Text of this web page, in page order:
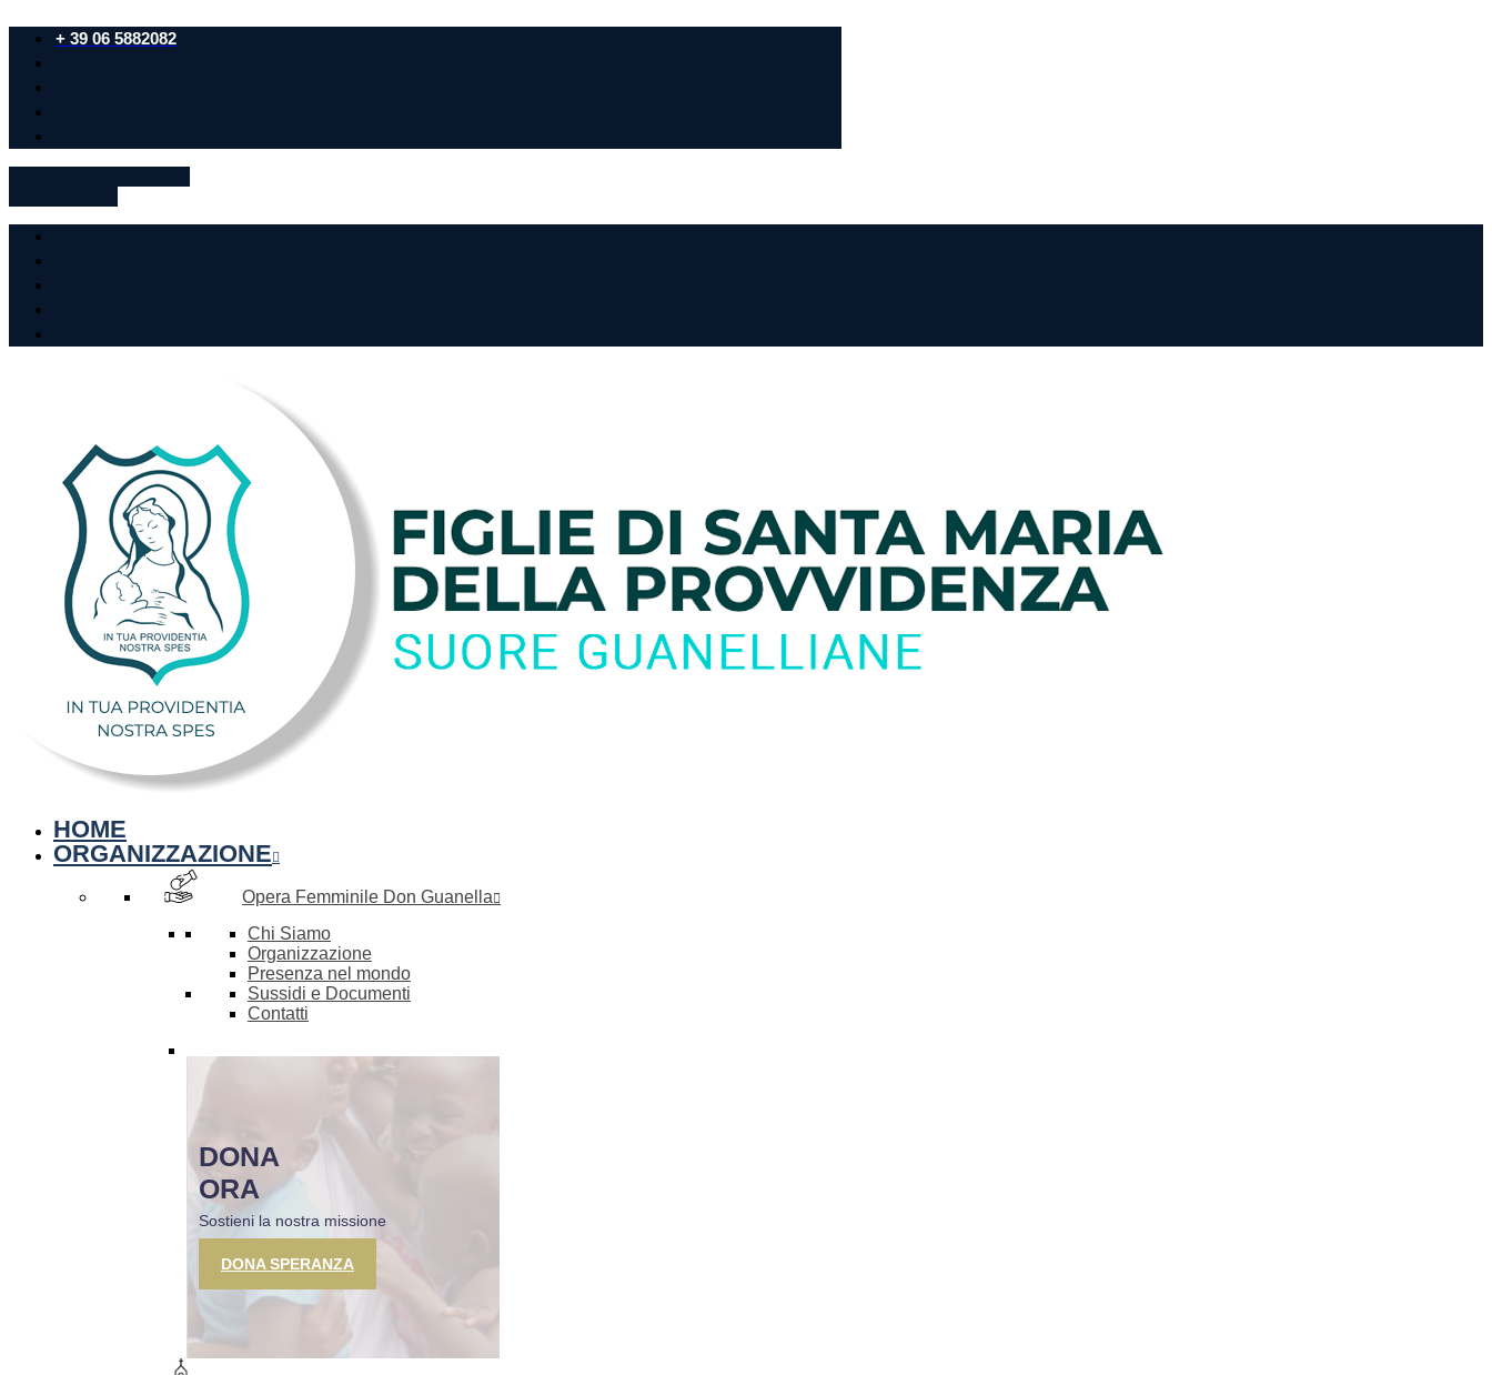
+ 39 06 5882082
HOME
ORGANIZZAZIONE
Opera Femminile Don Guanella
Chi Siamo
Organizzazione
Presenza nel mondo
Sussidi e Documenti
Contatti
DONA
ORA
Sostieni la nostra missione
DONA SPERANZA